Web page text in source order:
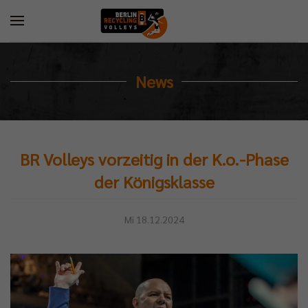
News
BR Volleys vorzeitig in der K.o.-Phase
der Königsklasse
Mi 18.12.2024